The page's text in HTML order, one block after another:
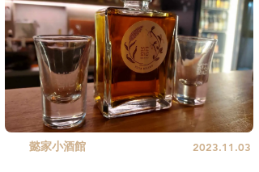
懿家小酒館 2023.11.03